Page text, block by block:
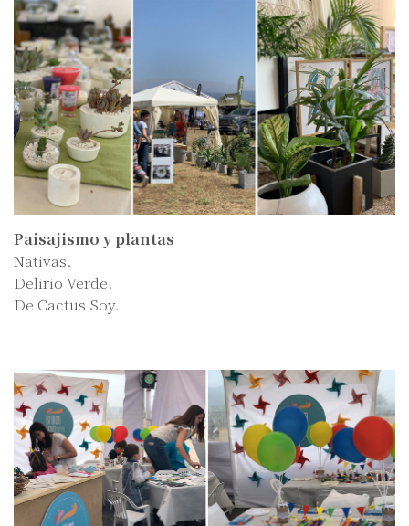
Paisajismo y plantas
Nativas.
Delirio Verde.
De Cactus Soy.